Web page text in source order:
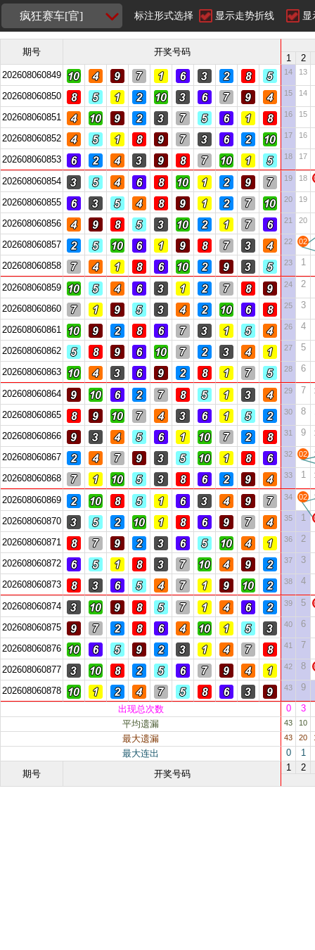
疯狂赛车[官] 标注形式选择 显示走势折线 显
期号 开奖号码
1
2
202608060849
14 13
202608060850 15 14
202608060851 16 15
202608060852 17 16
202608060853 18 17
202608060854 19 18
202608060855 20 19
202608060856 21 20
202608060857 22 02
202608060858 23 1
202608060859 24 2
202608060860 25 3
202608060861 26 4
202608060862 27 5
202608060863 28 6
202608060864 29 7
202608060865 30 8
202608060866 31 9
202608060867 32 02
202608060868 33 1
202608060869 34 02
202608060870 35 1
202608060871 36 2
202608060872 37 3
202608060873 38 4
202608060874 39 5
202608060875 40 6
202608060876 41 7
202608060877 42 8
202608060878 43 9
出现总次数 0
3
平均遗漏
43 10
最大遗漏 43 20
最大连出 0
1
期号
开奖号码
1 2